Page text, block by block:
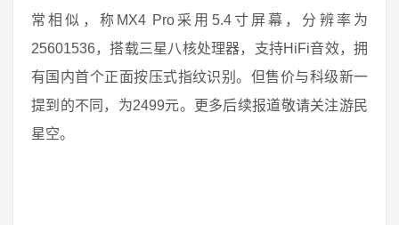
常相似，称MX4 Pro采用5.4寸屏幕，分辨率为
25601536，搭载三星八核处理器，支持HiFi音效，拥
有国内首个正面按压式指纹识别。但售价与科级新一
提到的不同，为2499元。更多后续报道敬请关注游民
星空。